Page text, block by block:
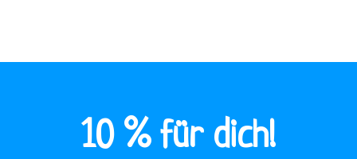
10 % für dich!